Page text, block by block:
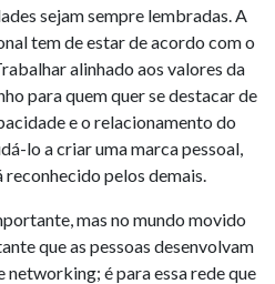
sejam sempre lembradas. A
tem de estar de acordo com o
alinhado aos valores da
para quem quer se destacar de
e o relacionamento do
lo a criar uma marca pessoal,
reconhecido pelos demais.
mas no mundo movido
que as pessoas desenvolvam
networking; é para essa rede que